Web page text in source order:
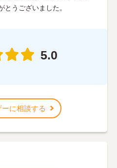
とうございました。
5.0
に相談する